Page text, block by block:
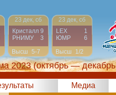
23 дек, сб
Кристалл 9
РНИМУ
3
Высш 5-7
23 дек, сб
LEX
1
ЮМР
6
Высш
1/2
2023 (октябрь — декабрь
Медиа